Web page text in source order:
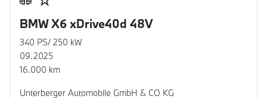
BMW X6 xDrive40d 48V
340 PS/ 250 kW
09.2025
16.000 km
Unterberger Automobile GmbH & CO KG